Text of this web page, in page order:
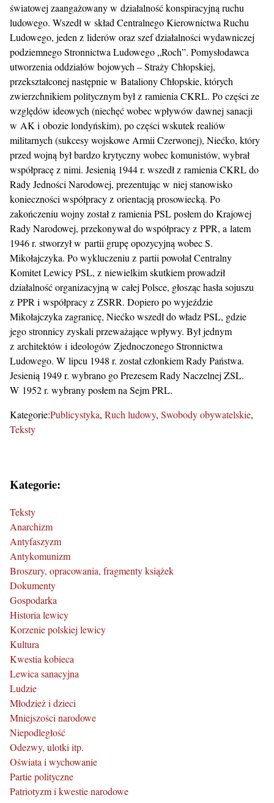
światowej zaangażowany w działalność konspiracyjną ruchu
ludowego. Wszedł w skład Centralnego Kierownictwa Ruchu
Ludowego, jeden z liderów oraz szef działalności wydawniczej
podziemnego Stronnictwa Ludowego „Roch”. Pomysłodawca
utworzenia oddziałów bojowych – Straży Chłopskiej,
przekształconej następnie w Bataliony Chłopskie, których
zwierzchnikiem politycznym był z ramienia CKRL. Po części ze
względów ideowych (niechęć wobec wpływów dawnej sanacji
w AK i obozie londyńskim), po części wskutek realiów
militarnych (sukcesy wojskowe Armii Czerwonej), Niećko, który
przed wojną był bardzo krytyczny wobec komunistów, wybrał
współpracę z nimi. Jesienią 1944 r. wszedł z ramienia CKRL do
Rady Jedności Narodowej, prezentując w niej stanowisko
konieczności współpracy z orientacją prosowiecką. Po
zakończeniu wojny został z ramienia PSL posłem do Krajowej
Rady Narodowej, przekonywał do współpracy z PPR, a latem
1946 r. stworzył w partii grupę opozycyjną wobec S.
Mikołajczyka. Po wykluczeniu z partii powołał Centralny
Komitet Lewicy PSL, z niewielkim skutkiem prowadził
działalność organizacyjną w całej Polsce, głosząc hasła sojuszu
z PPR i współpracy z ZSRR. Dopiero po wyjeździe
Mikołajczyka zagranicę, Niećko wszedł do władz PSL, gdzie
jego stronnicy zyskali przeważające wpływy. Był jednym
z architektów i ideologów Zjednoczonego Stronnictwa
Ludowego. W lipcu 1948 r. został członkiem Rady Państwa.
Jesienią 1949 r. wybrano go Prezesem Rady Naczelnej ZSL.
W 1952 r. wybrany posłem na Sejm PRL.
Kategorie:Publicystyka Ruch ludowy Swobody obywatelskie
Teksty
Kategorie:
Teksty
Anarchizm
Antyfaszyzm
Antykomunizm
Broszury, opracowania, fragmenty książek
Dokumenty
Gospodarka
Historia lewicy
Korzenie polskiej lewicy
Kultura
Kwestia kobieca
Lewica sanacyjna
Ludzie
Młodzież i dzieci
Mniejszości narodowe
Niepodległość
Odezwy, ulotki itp.
Oświata i wychowanie
Partie polityczne
Patriotyzm i kwestie narodowe